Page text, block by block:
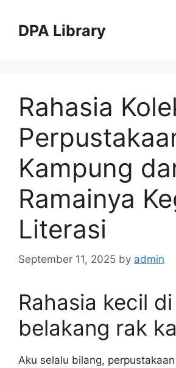
contentDPA Library
Rahasia
Kampung
Ramainya
Literasi
September 11, 2025 by admin
Rahasia kecil di
belakang rak
Aku selalu bilang,